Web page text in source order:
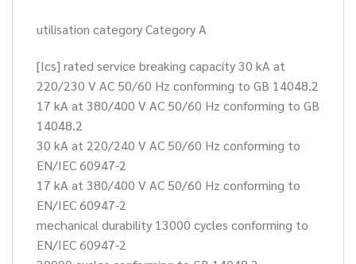
utilisation category Category A
[Ics] rated service breaking capacity 30 kA at
220/230 V AC 50/60 Hz conforming to GB 14048.2
17 kA at 380/400 V AC 50/60 Hz conforming to GB
14048.2
30 kA at 220/240 V AC 50/60 Hz conforming to
EN/IEC 60947-2
17 kA at 380/400 V AC 50/60 Hz conforming to
EN/IEC 60947-2
mechanical durability 13000 cycles conforming to
EN/IEC 60947-2